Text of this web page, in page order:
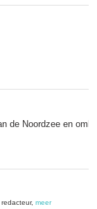
de Noordzee en
, redacteur, meer